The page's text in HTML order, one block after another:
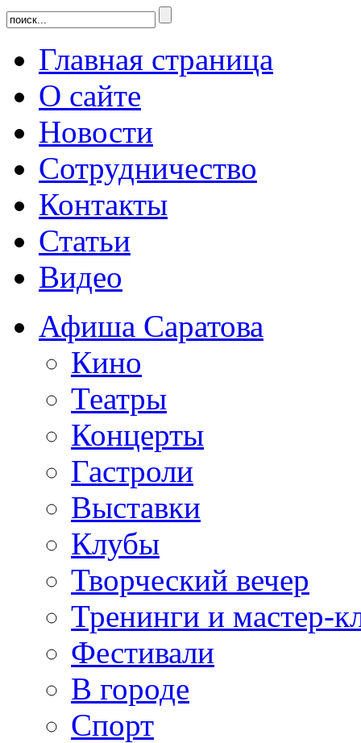
Главная страница
О сайте
Новости
Сотрудничество
Контакты
Статьи
Видео
Афиша Саратова
Кино
Театры
Концерты
Гастроли
Выставки
Клубы
Творческий вечер
Тренинги и мастер-
Фестивали
В городе
Спорт